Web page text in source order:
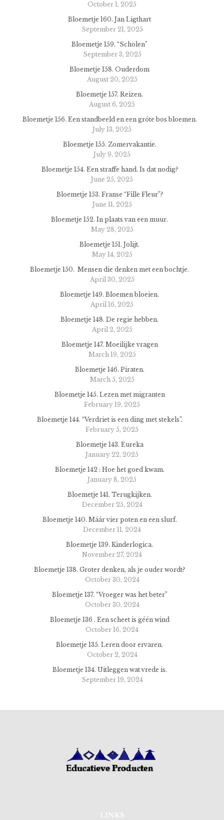
October 1, 2025
Bloemetje 160. Jan Ligthart
September 21, 2025
Bloemetje 159. “Scholen”
September 3, 2025
Bloemetje 158. Ouderdom
August 20, 2025
Bloemetje 157. Reizen.
August 6, 2025
Bloemetje 156. Een standbeeld en een gróte bos bloemen.
July 13, 2025
Bloemetje 155. Zomervakantie.
July 9, 2025
Bloemetje 154. Een straffe hand. Is dat nodig?
June 25, 2025
Bloemetje 153. Franse “Fille Fleur”?
June 11, 2025
Bloemetje 152. In plaats van een muur.
May 28, 2025
Bloemetje 151. Jolijt.
May 14, 2025
Bloemetje 150. Mensen die denken met een bochtje.
April 30, 2025
Bloemetje 149. Bloemen bloeien.
April 16, 2025
Bloemetje 148. De regie hebben.
April 2, 2025
Bloemetje 147. Moeilijke vragen
March 19, 2025
Bloemetje 146. Piraten.
March 5, 2025
Bloemetje 145. Lezen met migranten
February 19, 2025
Bloemetje 144. “Verdriet is een ding met stekels”.
February 5, 2025
Bloemetje 143. Eureka
January 22, 2025
Bloemetje 142 : Hoe het goed kwam.
January 8, 2025
Bloemetje 141. Terugkijken.
December 25, 2024
Bloemetje 140. Máár vier poten en een slurf.
December 11, 2024
Bloemetje 139. Kinderlogica.
November 27, 2024
Bloemetje 138. Groter denken, als je ouder wordt?
October 30, 2024
Bloemetje 137. “Vroeger was het beter”
October 30, 2024
Bloemetje 136 . Een scheet is géén wind
October 16, 2024
Bloemetje 135. Leren door ervaren.
October 2, 2024
Bloemetje 134. Uitleggen wat vrede is.
September 19, 2024
LINKS